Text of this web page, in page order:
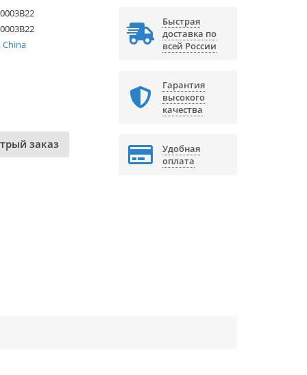
China
заказ
Быстрая
доставка по
всей России
Гарантия
высокого
качества
Удобная
оплата